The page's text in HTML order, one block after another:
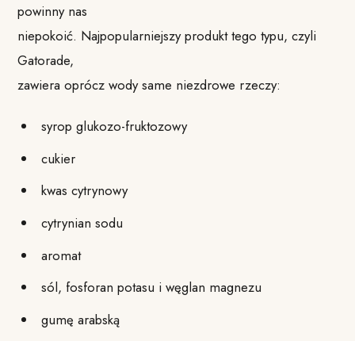
powinny nas
niepokoić. Najpopularniejszy produkt tego typu, czyli
Gatorade,
zawiera oprócz wody same niezdrowe rzeczy:
syrop glukozo-fruktozowy
cukier
kwas cytrynowy
cytrynian sodu
aromat
sól, fosforan potasu i węglan magnezu
gumę arabską